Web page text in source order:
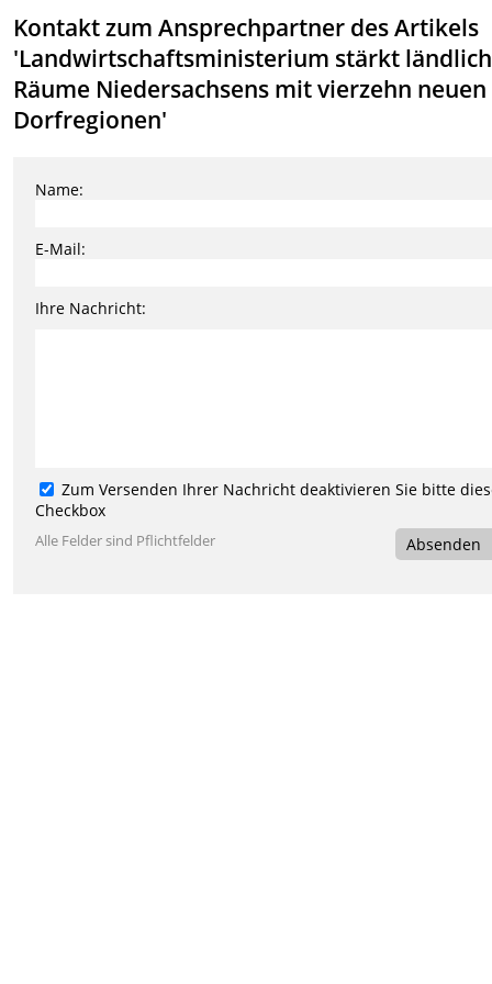
Kontakt zum Ansprechpartner des Artikels
'Landwirtschaftsministerium stärkt
Räume Niedersachsens mit vierzehn neuen
Dorfregionen'
Name:
E-Mail:
Ihre Nachricht:
Zum Versenden Ihrer Nachricht deaktivieren Sie bitte
Checkbox
Alle Felder sind Pflichtfelder Absenden